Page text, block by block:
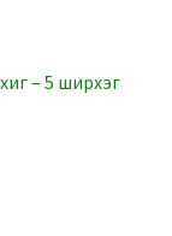
– 5 ширхэг